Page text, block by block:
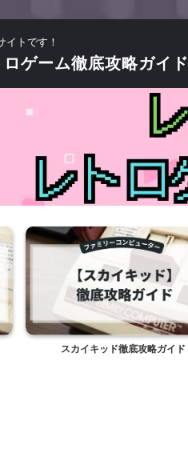
イトです！
ゲーム徹底攻略ガイド
スカイキッド徹底攻略ガイド